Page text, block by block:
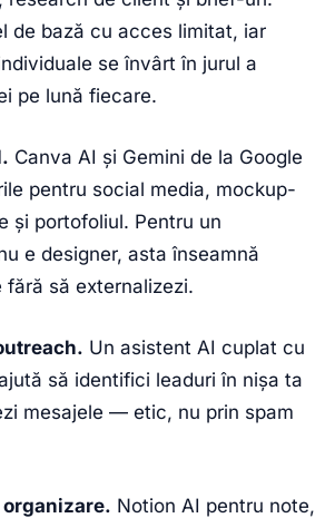
de bază cu acces limitat, iar
se învârt în jurul a
pe lună fiecare.
Canva AI și Gemini de la Google
pentru social media, mockup-
și portofoliul. Pentru un
e designer, asta înseamnă
să externalizezi.
Un asistent AI cuplat cu
să identifici leaduri în nișa ta
mesajele — etic, nu prin spam
Notion AI pentru note,